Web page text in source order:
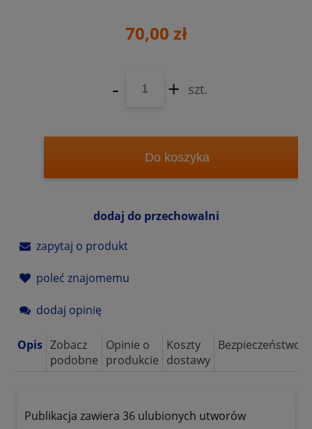
70,00 zł
- + szt.
Do koszyka
dodaj do przechowalni
zapytaj o produkt
poleć znajomemu
dodaj opinię
Opis Zobacz
podobne
Opinie o
produkcie
Koszty
dostawy
Bezpieczeństwo
Publikacja zawiera 36 ulubionych utworów